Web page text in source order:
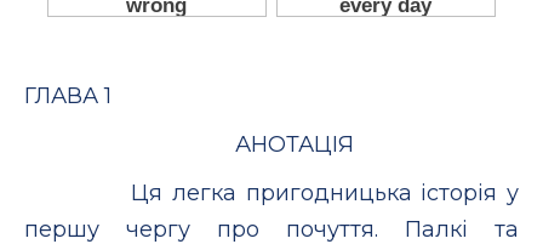
ГЛАВА 1
АНОТАЦІЯ
Ця легка пригодницька історія у
першу чергу про почуття. Палкі та